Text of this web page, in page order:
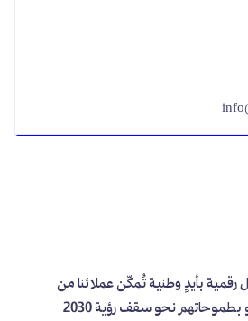
بأيدٍ وطنية تُمكّن عملائنا من
نحو سقف رؤية 2030